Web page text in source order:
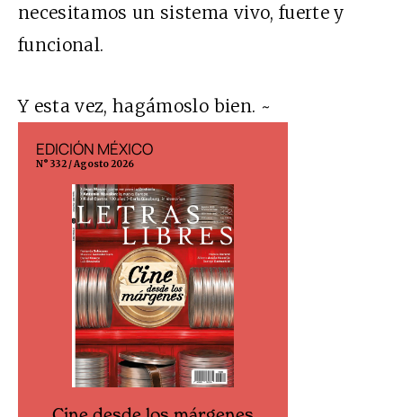
necesitamos un sistema vivo, fuerte y
funcional.
Y esta vez, hagámoslo bien. ~
EDICIÓN MÉXICO
N° 332 / Agosto 2026